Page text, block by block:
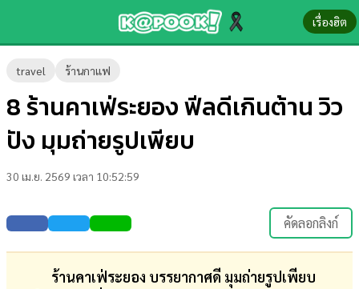
เรื่องฮิต
travel ร้านกาแฟ
8 ร้านคาเฟ่ระยอง ฟีลดีเกินต้าน วิว
ปัง มุมถ่ายรูปเพียบ
30 เม.ย. 2569 เวลา 10:52:59
คัดลอกลิงก์
ร้านคาเฟ่ระยอง บรรยากาศดี มุมถ่ายรูปเพียบ
ข่าว-
ความ
รู้
บันเทิง
ตรวจ